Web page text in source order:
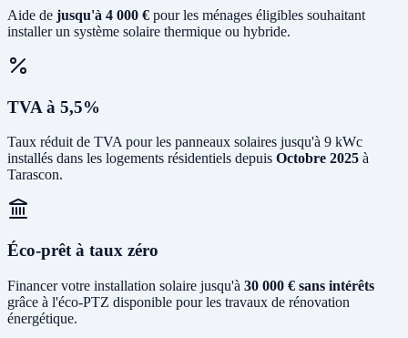
Aide de jusqu'à 4 000 € pour les ménages éligibles souhaitant
installer un système solaire thermique ou hybride.
TVA à 5,5%
Taux réduit de TVA pour les panneaux solaires jusqu'à 9 kWc
installés dans les logements résidentiels depuis Octobre 2025 à
Tarascon.
Éco-prêt à taux zéro
Financer votre installation solaire jusqu'à 30 000 € sans intérêts
grâce à l'éco-PTZ disponible pour les travaux de rénovation
énergétique.